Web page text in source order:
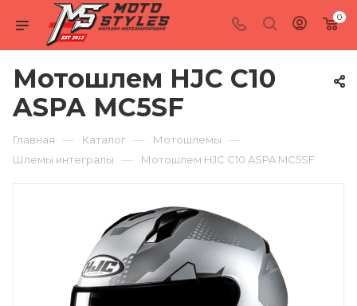
0
Мотошлем HJC C10
ASPA MC5SF
Главная — Каталог — Мотошлемы —
Шлемы интегралы — Мотошлем HJC C10 ASPA MC5SF